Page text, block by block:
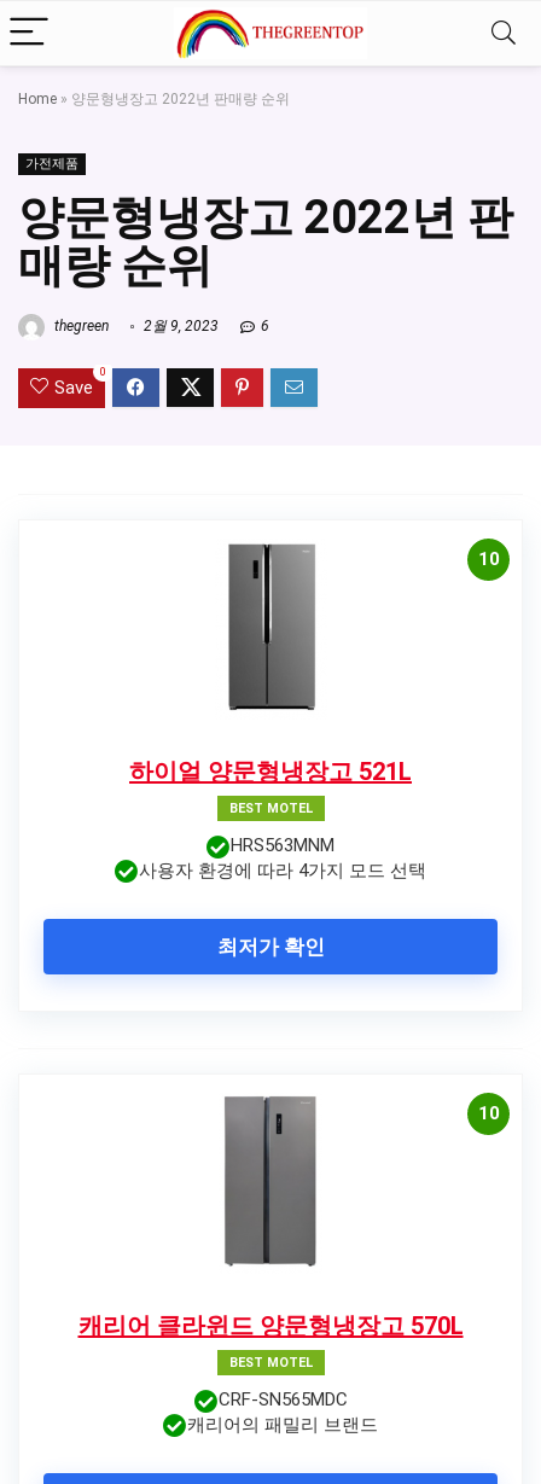
Home » 양문형냉장고 2022년 판매량 순위
가전제품
양문형냉장고 2022년 판
매량 순위
thegreen 2월 9, 2023 6
Save
0
10
하이얼 양문형냉장고 521L
BEST MOTEL
HRS563MNM
사용자 환경에 따라 4가지 모드 선택
최저가 확인
10
캐리어 클라윈드 양문형냉장고 570L
BEST MOTEL
CRF-SN565MDC
캐리어의 패밀리 브랜드